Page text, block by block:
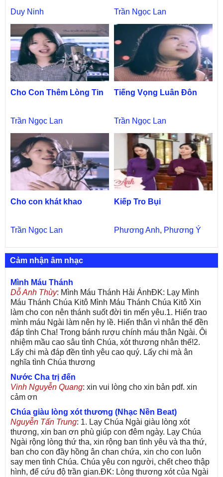
Duy Ninh Trần Ngọc Lan
Cho Con Thêm Lòng Tin
Trần Ngọc Lan
Tiếng Vọng Luân Đôn
Trần Ngọc Lan
Cho con khát khao
Trần Ngọc Lan
Kiếp Tro Bụi
Phương Anh, Phương Ý
Cảm nhận âm nhạc
Mình Máu Thánh
Dỗ Anh Thùy: Mình Máu Thánh Hải ÁnhĐK: Lạy Mình
Máu Thánh Chúa Kitô Mình Máu Thánh Chúa Kitô Xin
làm cho con nên thánh suốt đời tin mến yêu.1. Hiến trao
mình máu Ngài làm nên hy lề. Hiến thân vì nhân thế đền
đáp tình Cha! Trong bánh rượu chính máu thân Ngài. Ôi
nhiệm mầu cao sâu tình Chúa, xót thương nhân thế!2.
Lấy chi mà đáp đền tình yêu cao quý. Lấy chi mà ân
nghĩa tình Chúa thương
Nước Cha trị đến
Vinh Nguyễn Quang: xin vui lòng cho xin bản pdf. xin
cảm ơn
Chúa giàu lòng xót thương (Nhạc Nền Beat)
Nguyễn Tấn Trung: 1. Lạy Chúa Ngài giàu lòng xót
thương, xin ban ơn phù giúp con đêm ngày. Lạy Chúa
Ngài rộng lòng thứ tha, xin rộng ban tình yêu và tha thứ,
ban cho con đầy hồng ân chan chứa, xin cho con luôn
say men tình Chúa. Chúa yêu con người, chết cheo thập
hình, để cứu độ trần gian.ĐK: Lòng thương xót của Ngài